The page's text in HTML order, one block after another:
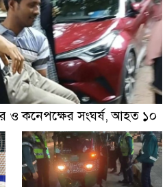
ও কনেপক্ষের সংঘর্ষ, আহত ১০